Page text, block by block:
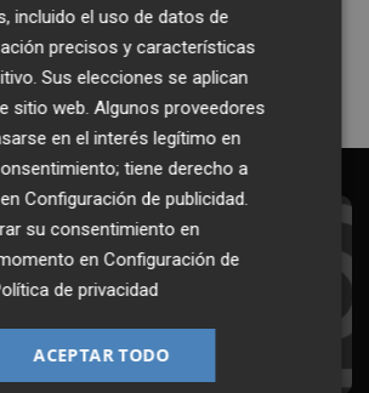
Quiero suscribirme
al Boletín
a primera hora en tu email
incluido el uso de datos de
precisos y características
Sus elecciones se aplican
sitio web. Algunos proveedores
en el interés legítimo en
tiene derecho a
enConfiguración de publicidad.
su consentimiento en
enConfiguración de
de privacidad
ACEPTAR TODO